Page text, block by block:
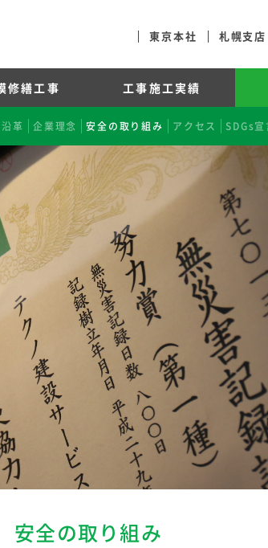
東京本社 札幌支店
保証内外装塗料 長期保証内外壁塗装改修システム
BIMモデルの活用 大規模修繕工事の3D工事シミュレー
修繕工事
安 工事に入るまで 工事内容一覧 長期修繕計画
工事施工実績
事例 外断熱事例 耐震工事事例 長期保証商材施工
沿革 企業理念 安全の取り組み アクセス SDGs宣
セージ 募集要項 TKSの人 社内風景
安全の取り組み